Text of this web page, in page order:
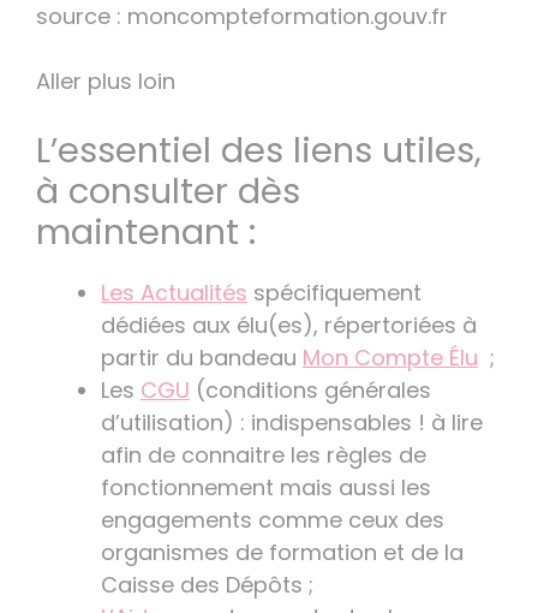
source : moncompteformation.gouv.fr
Aller plus loin
L’essentiel des liens utiles,
à consulter dès
maintenant :
Les Actualités spécifiquement
dédiées aux élu(es), répertoriées à
partir du bandeau Mon Compte Élu ;
Les CGU (conditions générales
d’utilisation) : indispensables ! à lire
afin de connaitre les règles de
fonctionnement mais aussi les
engagements comme ceux des
organismes de formation et de la
Caisse des Dépôts ;